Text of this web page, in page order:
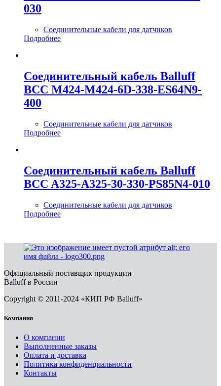
030
Соединительные кабели для датчиков
Подробнее
Соединительный кабель Balluff
BCC M424-M424-6D-338-ES64N9-
400
Соединительные кабели для датчиков
Подробнее
Соединительный кабель Balluff
BCC A325-A325-30-330-PS85N4-010
Соединительные кабели для датчиков
Подробнее
Официальный поставщик продукции
Balluff в России
Copyright © 2011-2024 «КИП РФ Balluff»
Компания
О компании
Выполненные заказы
Оплата и доставка
Политика конфиденциальности
Контакты